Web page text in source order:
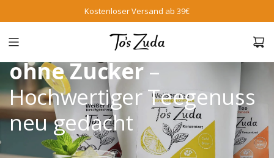
Kostenloser Versand ab 39€
Zuckerfreier Tee
ohne Zucker–
Hochwertiger Teegenuss
neu gedacht